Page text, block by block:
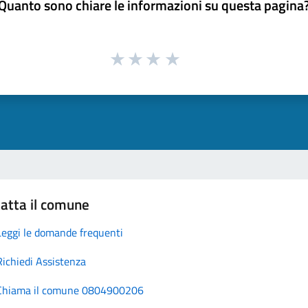
sono chiare le informazioni su questa
il comune
le domande frequenti
Assistenza
il comune 0804900206